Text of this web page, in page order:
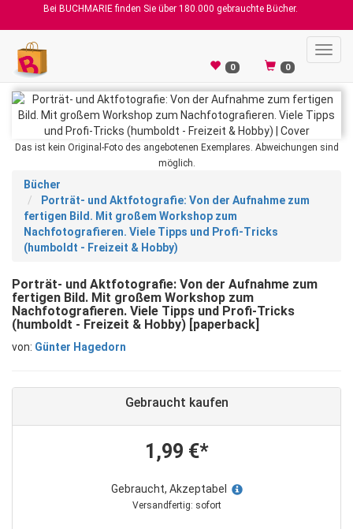
Bei BUCHMARIE finden Sie über 180.000 gebrauchte Bücher.
0 0
Das ist kein Original-Foto des angebotenen Exemplares. Abweichungen sind
möglich.
Bücher
Porträt- und Aktfotografie: Von der Aufnahme zum
fertigen Bild. Mit großem Workshop zum
Nachfotografieren. Viele Tipps und Profi-Tricks
(humboldt - Freizeit & Hobby)
Porträt- und Aktfotografie: Von der Aufnahme zum
fertigen Bild. Mit großem Workshop zum
Nachfotografieren. Viele Tipps und Profi-Tricks
(humboldt - Freizeit & Hobby) [paperback]
von: Günter Hagedorn
Gebraucht kaufen
1,99 €*
Gebraucht, Akzeptabel
Versandfertig: sofort